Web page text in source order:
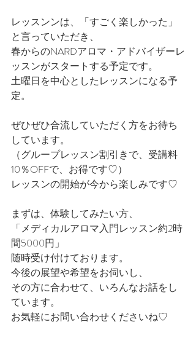
レッスンンは、「すごく楽しかった」
と言っていただき、
春からのNARDアロマ・アドバイザーレ
ッスンがスタートする予定です。
土曜日を中心としたレッスンになる予
定。
ぜひぜひ合流していただく方をお待ち
しています。
（グループレッスン割引きで、受講料
10％OFFで、お得です♡）
レッスンの開始が今から楽しみです♡
まずは、体験してみたい方、
「メディカルアロマ入門レッスン約2時
間5000円」
随時受け付けております。
今後の展望や希望をお伺いし、
その方に合わせて、いろんなお話をし
ています。
お気軽にお問い合わせくださいね♡